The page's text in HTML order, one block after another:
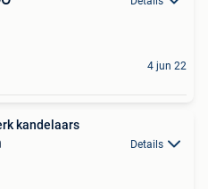
4 jun 22
kandelaars
Details